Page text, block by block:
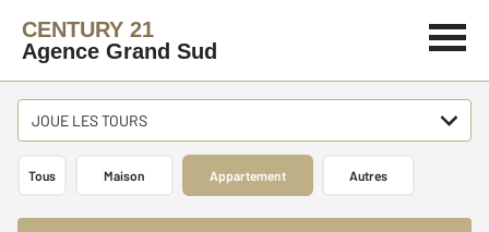
CENTURY 21
Agence Grand Sud
JOUE LES TOURS
Tous Maison Appartement Autres